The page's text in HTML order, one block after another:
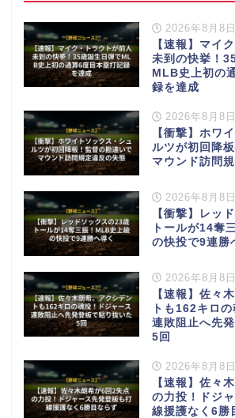
2026年8月8日
【速報】マイ
未到の快挙！
MLB史上初の
録を達成
2026年8月8日
【衝撃】ホワ
ルツが初回降
マウンド訪問
2026年8月8日
【衝撃】レッ
トールが14奪
の快投で9連勝
2026年8月8日
【速報】佐々
トも162キロ
連敗阻止へ先
5回
2026年8月8日
【速報】佐々
の力投！ドジ
線援護なく6勝